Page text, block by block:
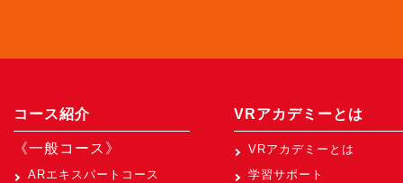
コース紹介
《一般コース》
ARエキスパートコース
VRアカデミーとは
VRアカデミーとは
学習サポート